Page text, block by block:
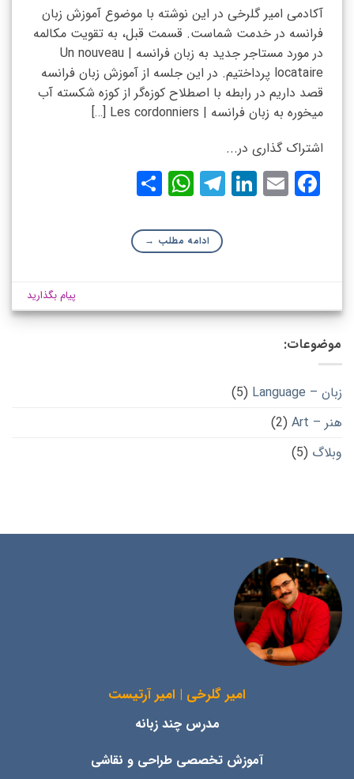
آکادمی امیر گلرخی در این نوشته با موضوع آموزش زبان
فرانسه در خدمت شماست. قسمت قبل، به تقویت مکالمه
در مورد مستاجر جدید به زبان فرانسه | Un nouveau
locataire پرداختیم. در این جلسه از آموزش زبان فرانسه
قصد داریم در رابطه با اصطلاح کوزه‌گر از کوزه شکسته آب
میخوره به زبان فرانسه | Les cordonniers […]
اشتراک گذاری در...
Facebook
Email
LinkedIn
Telegram
WhatsApp
ادامه مطلب →
پیام بگذارید
موضوعات:
زبان – Language
(5)
هنر – Art
(2)
وبلاگ (5)
امیر گلرخی | امیر آرتیست
مدرس چند زبانه
آموزش تخصصی طراحی و نقاشی